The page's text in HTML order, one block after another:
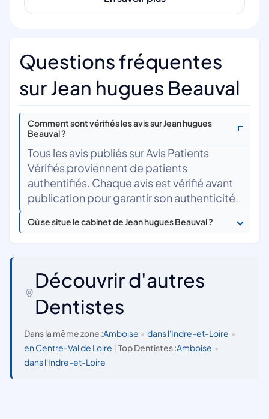
Questions fréquentes
sur Jean hugues Beauval
Comment sont vérifiés les avis sur Jean hugues
Beauval ?
Tous les avis publiés sur Avis Patients
Vérifiés proviennent de patients
authentifiés. Chaque avis est vérifié avant
publication pour garantir son authenticité.
Où se situe le cabinet de Jean hugues Beauval ?
Découvrir d'autres
Dentistes
Dans la même zone :Amboise • dans l'Indre-et-Loire •
en Centre-Val de Loire
Top Dentistes :Amboise •
dans l'Indre-et-Loire